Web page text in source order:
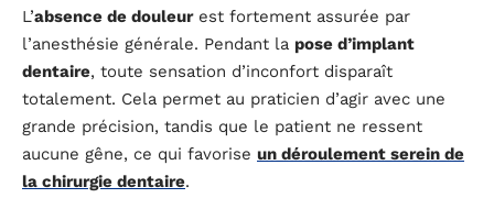
L’absence de douleurest fortement assurée par
l’anesthésie générale. Pendant la pose d’implant
dentaire, toute sensation d’inconfort disparaît
totalement. Cela permet au praticien d’agir avec une
grande précision, tandis que le patient ne ressent
aucune gêne, ce qui favorise un déroulement serein de
la chirurgie dentaire.